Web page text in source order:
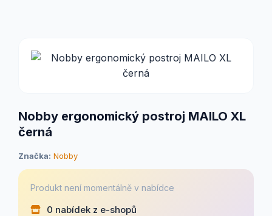
Nobby ergonomický postroj MAILO XL
černá
Značka: Nobby
Produkt není momentálně v nabídce
0 nabídek z e-shopů